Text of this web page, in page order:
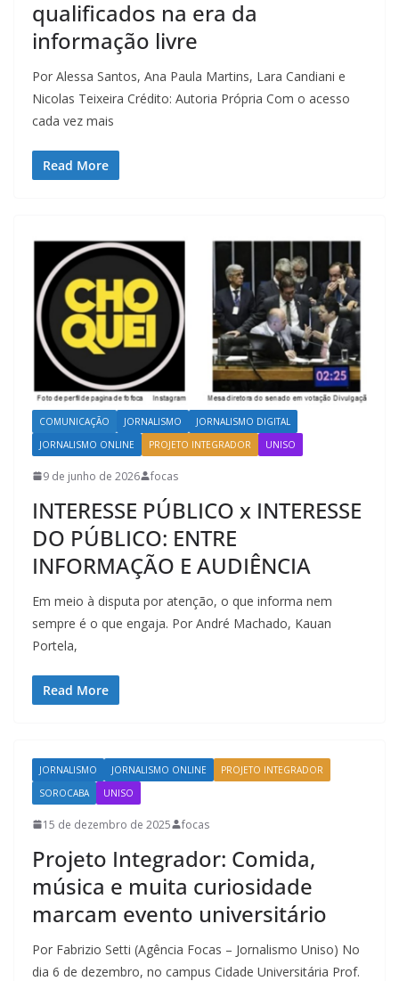
qualificados na era da
informação livre
Por Alessa Santos, Ana Paula Martins, Lara Candiani e
Nicolas Teixeira Crédito: Autoria Própria Com o acesso
cada vez mais
Read More
COMUNICAÇÃO JORNALISMO
JORNALISMO DIGITAL
JORNALISMO ONLINE
PROJETO INTEGRADOR UNISO
9 de junho de 2026 focas
INTERESSE PÚBLICO x INTERESSE
DO PÚBLICO: ENTRE
INFORMAÇÃO E AUDIÊNCIA
Em meio à disputa por atenção, o que informa nem
sempre é o que engaja. Por André Machado, Kauan
Portela,
Read More
JORNALISMO JORNALISMO ONLINE
PROJETO INTEGRADOR
SOROCABA
UNISO
15 de dezembro de 2025 focas
Projeto Integrador: Comida,
música e muita curiosidade
marcam evento universitário
Por Fabrizio Setti (Agência Focas – Jornalismo Uniso) No
dia 6 de dezembro, no campus Cidade Universitária Prof.